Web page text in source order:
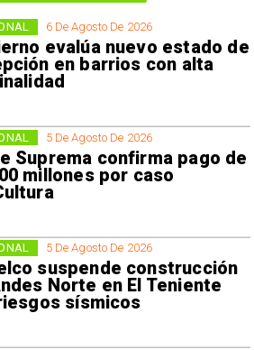
6 De Agosto De 2026
evalúa nuevo estado de
en barrios con alta
5 De Agosto De 2026
Suprema confirma pago de
millones por caso
5 De Agosto De 2026
suspende construcción
Norte en El Teniente
sísmicos